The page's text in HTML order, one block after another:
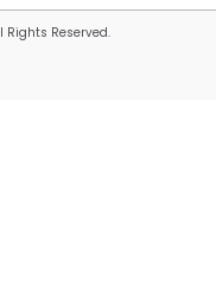
Rights Reserved.